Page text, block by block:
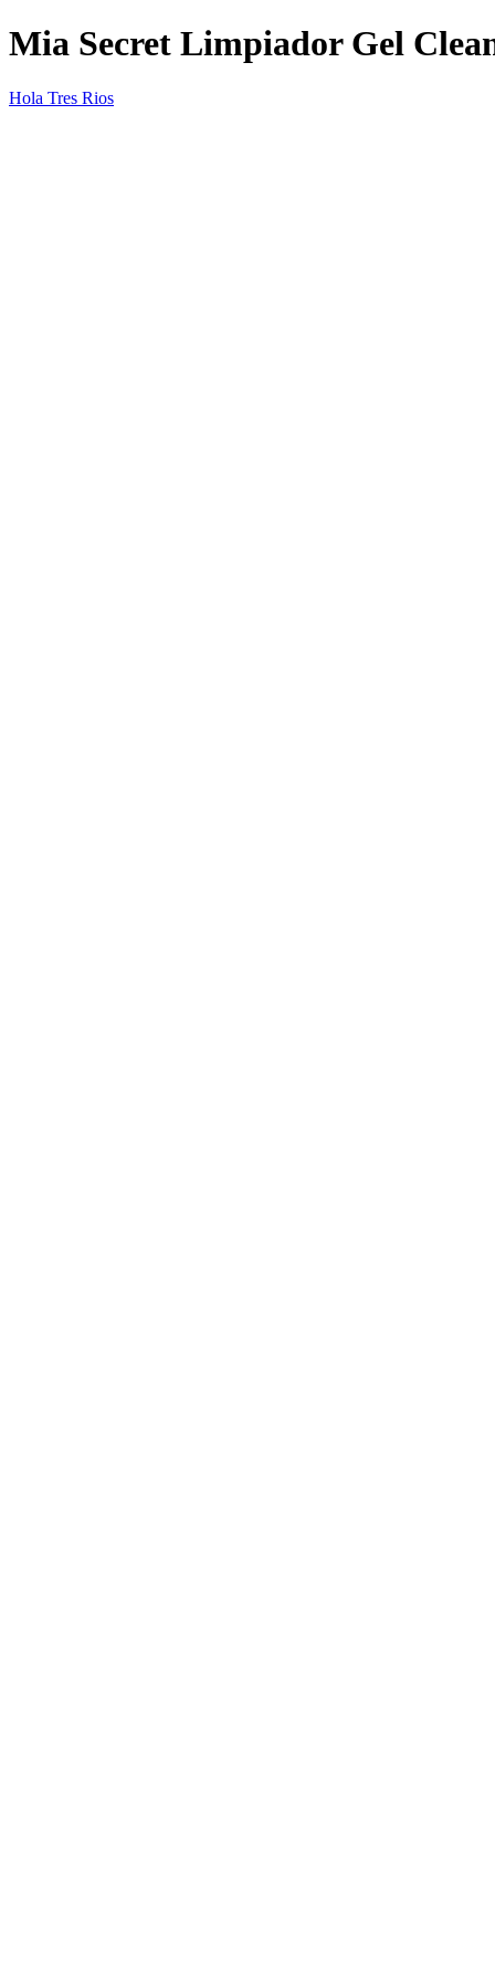
Mia Secret Limpiador Gel
Hola Tres Rios